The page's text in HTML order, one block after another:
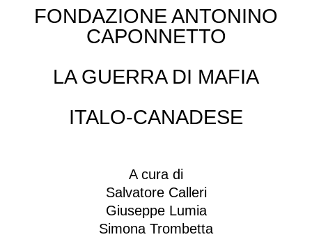
FONDAZIONE ANTONINO
CAPONNETTO
LA GUERRA DI MAFIA
ITALO-CANADESE
A cura di
Salvatore Calleri
Giuseppe Lumia
Simona Trombetta